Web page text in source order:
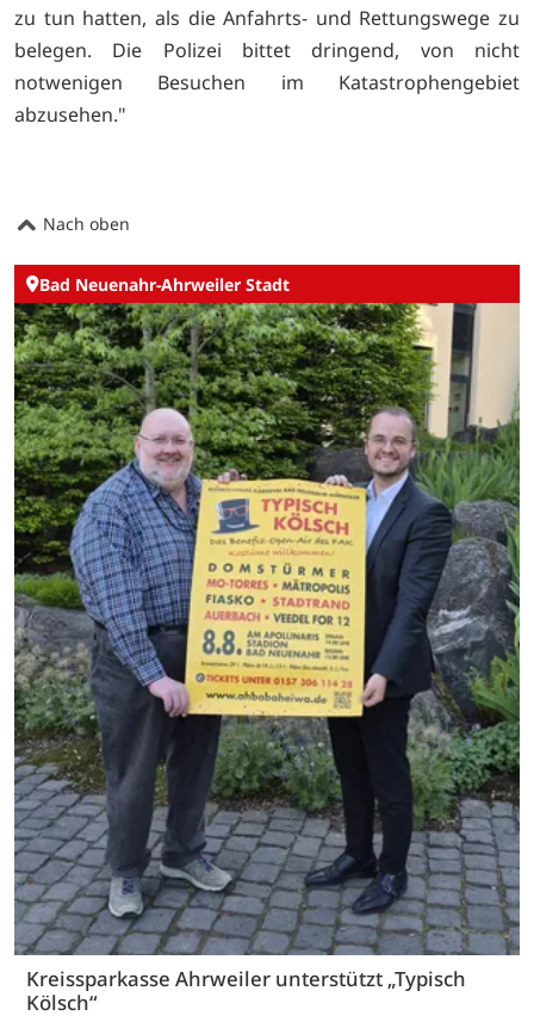
zu tun hatten, als die Anfahrts- und Rettungswege zu
belegen. Die Polizei bittet dringend, von nicht
notwenigen Besuchen im Katastrophengebiet
abzusehen."
Nach oben
Bad Neuenahr-Ahrweiler Stadt
Kreissparkasse Ahrweiler unterstützt „Typisch
Kölsch“